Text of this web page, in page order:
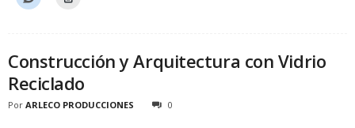
Construcción y Arquitectura con Vidrio
Reciclado
Por ARLECO PRODUCCIONES 0